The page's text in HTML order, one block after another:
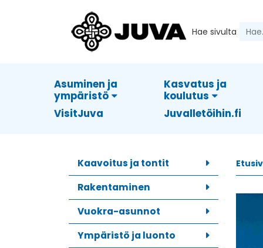
Hae sivulta
Asuminen ja
ympäristö
Kasvatus ja
koulutus
VisitJuva
Juvalletöihin.fi
Kaavoitus ja tontit
Rakentaminen
Vuokra-asunnot
Ympäristö ja luonto